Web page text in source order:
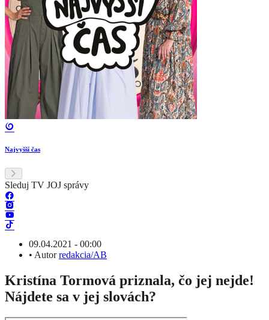
Najvyšší čas
Sleduj TV JOJ správy
09.04.2021 - 00:00
• Autorredakcia/AB
Kristína Tormová priznala, čo jej nejde!
Nájdete sa v jej slovách?